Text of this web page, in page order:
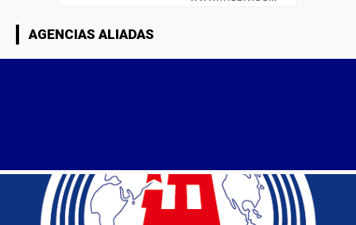
AGENCIAS ALIADAS